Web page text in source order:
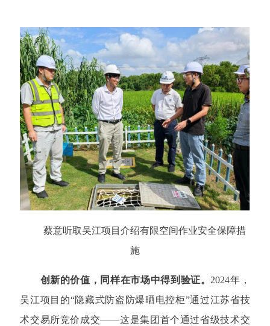
蔡意听取吴江项目介绍有限空间作业安全保障措
施
创新的价值，同样在市场中得到验证。 2024年，
吴江项目的“隐藏式防盗防爆晒电控柜”通过江苏省技
术交易所竞价成交——这是集团首个通过省级技术交